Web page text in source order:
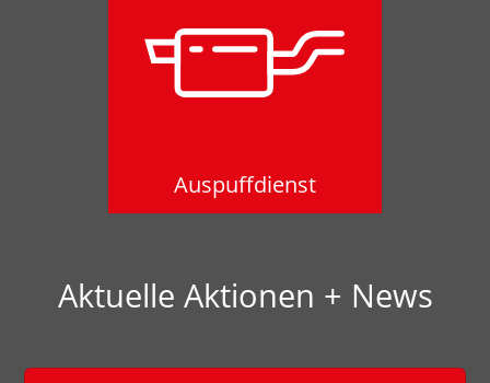
Auspuffdienst
Auspuffdienst
Aktuelle Aktionen + News